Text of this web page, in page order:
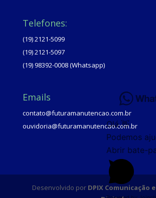
Telefones:
(19) 2121-5099
(19) 2121-5097
(19) 98392-0008 (Whatsapp)
Emails
contato@futuramanutencao.com.br
ouvidoria@futuramanutencao.com.br
Desenvolvido por DPIX Comunicação
Olá 👋
Podemos
Abrir bate-